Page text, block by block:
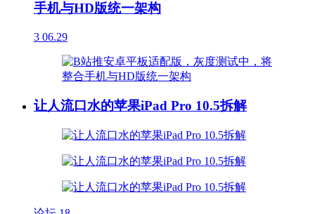
手机与HD版统一架构
3 06.29
让人流口水的苹果iPad Pro 10.5拆解